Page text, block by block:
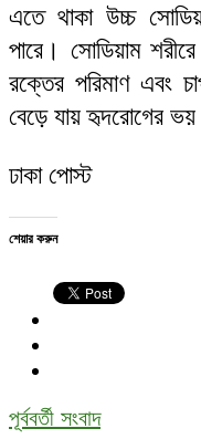
এতে থাকা উচ্চ
পারে। সোডিয়াম
রক্তের পরিমাণ এবং
বেড়ে যায় হৃদরোগের
ঢাকা পোস্ট
শেয়ার করুন
পূর্ববর্তী সংবাদ